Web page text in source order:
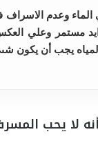
وعدم الاسراف
مستمر وعلي
يجب أن يكون
لا يحب